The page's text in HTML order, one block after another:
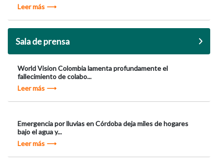
Leer más
Sala de prensa
World Vision Colombia lamenta profundamente el
fallecimiento de colabo...
Leer más
Emergencia por lluvias en Córdoba deja miles de hogares
bajo el agua y...
Leer más